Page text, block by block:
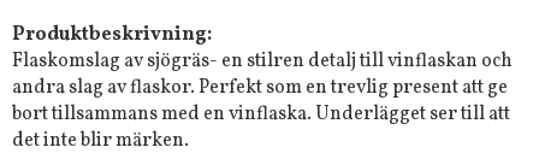
Produktbeskrivning:
Flaskomslag av sjögräs- en stilren detalj till vinflaskan och
andra slag av flaskor. Perfekt som en trevlig present att ge
bort tillsammans med en vinflaska. Underlägget ser till att
det inte blir märken.